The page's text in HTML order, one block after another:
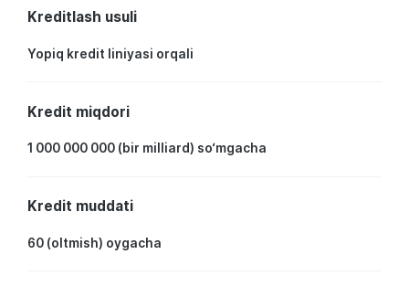
Kreditlash usuli
Yopiq kredit liniyasi orqali
Kredit miqdori
1 000 000 000 (bir milliard) so‘mgacha
Kredit muddati
60 (oltmish) oygacha